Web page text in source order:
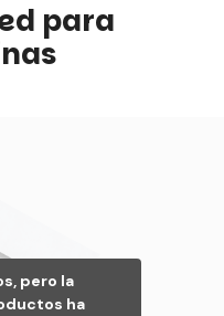
pero la
ha
para